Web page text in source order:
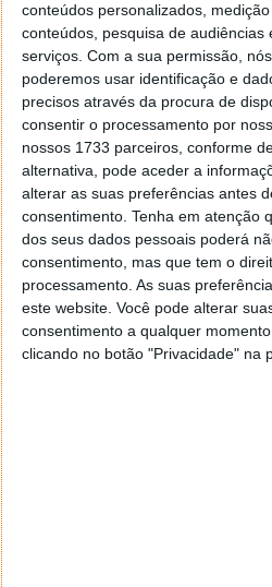
conteúdos personalizados,
conteúdos, pesquisa de audiências
serviços. Com a sua permissão,
poderemos usar identificação e
precisos através da procura de
consentir o processamento por
nossos 1733 parceiros, conforme
alternativa, pode aceder a
alterar as suas preferências antes
consentimento. Tenha em atenção
dos seus dados pessoais poderá
consentimento, mas que tem o
processamento. As suas
este website. Você pode alterar
consentimento a qualquer
clicando no botão "Privacidade" na
Este artigo tem
Acompanhe o Pplware
Proponha uma correção, faça
PRÓXIMO
Sabia que se podem